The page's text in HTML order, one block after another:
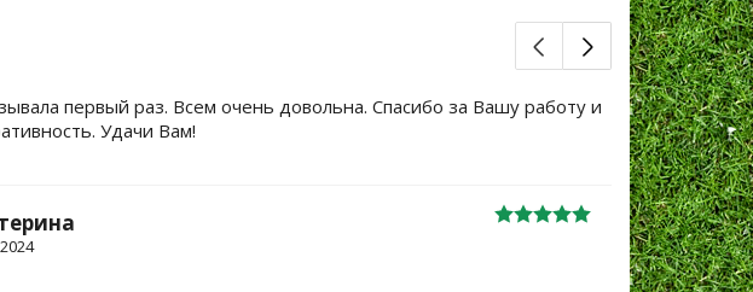
первый раз. Всем очень довольна. Спасибо за Вашу работу и
Удачи Вам!
Большое
уже не
Жанна
06.10.2024